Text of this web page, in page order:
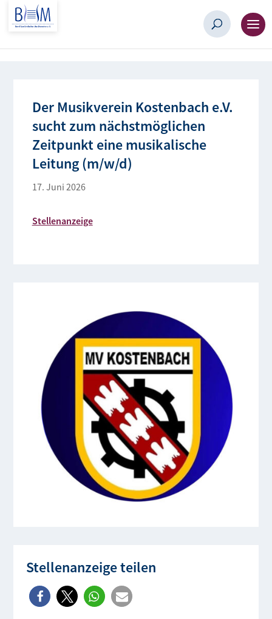
Der Musikverein Kostenbach e.V.
sucht zum nächstmöglichen
Zeitpunkt eine musikalische
Leitung (m/w/d)
17. Juni 2026
Stellenanzeige
Stellenanzeige teilen